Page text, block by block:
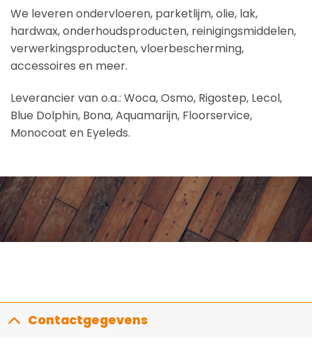
We leveren ondervloeren, parketlijm, olie, lak,
hardwax, onderhoudsproducten, reinigingsmiddelen,
verwerkingsproducten, vloerbescherming,
accessoires en meer.
Leverancier van o.a.: Woca, Osmo, Rigostep, Lecol,
Blue Dolphin, Bona, Aquamarijn, Floorservice,
Monocoat en Eyeleds.
Contactgegevens